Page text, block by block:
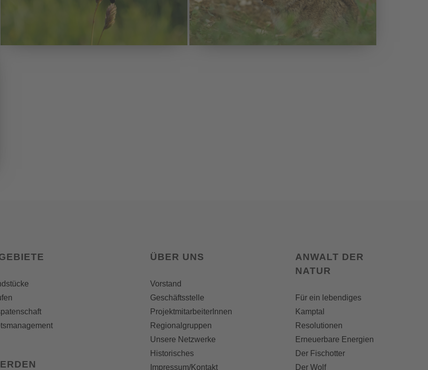
ÜBER UNS
Vorstand
Geschäftsstelle
ProjektmitarbeiterInnen
Regionalgruppen
Unsere Netzwerke
Historisches
Impressum/Kontakt
ANWALT DER
NATUR
Für ein lebendiges
Kamptal
Resolutionen
Erneuerbare Energien
Der Fischotter
Der Wolf